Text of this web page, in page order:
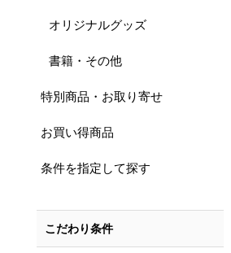
オリジナルグッズ
書籍・その他
特別商品・お取り寄せ
お買い得商品
条件を指定して探す
こだわり条件